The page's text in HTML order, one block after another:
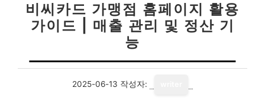
비씨카드 가맹점 홈페이지 활용
가이드 | 매출 관리 및 정산 기
능
2025-06-13 작성자: